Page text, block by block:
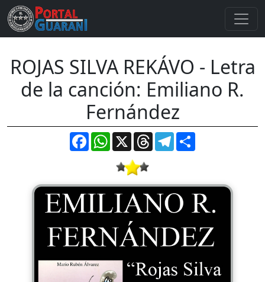
ROJAS SILVA REKÁVO - Letra
de la canción: Emiliano R.
Fernández
FacebookWhatsApp
X ThreadsTelegram